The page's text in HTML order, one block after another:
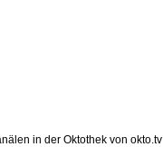
in der Oktothek von okto.tv